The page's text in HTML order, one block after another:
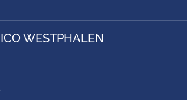
WESTPHALEN